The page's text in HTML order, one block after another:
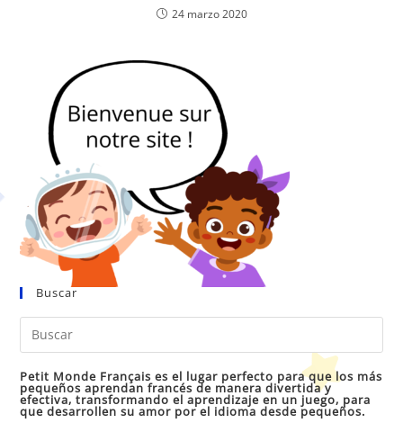
24 marzo 2020
Buscar
Petit Monde Français es el lugar perfecto para que los más
pequeños aprendan francés de manera divertida y
efectiva, transformando el aprendizaje en un juego, para
que desarrollen su amor por el idioma desde pequeños.